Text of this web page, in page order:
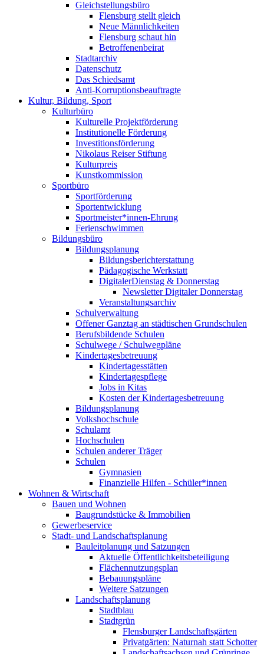
Gleichstellungsbüro
Flensburg stellt gleich
Neue Männlichkeiten
Flensburg schaut hin
Betroffenenbeirat
Stadtarchiv
Datenschutz
Das Schiedsamt
Anti-Korruptionsbeauftragte
Kultur, Bildung, Sport
Kulturbüro
Kulturelle Projektförderung
Institutionelle Förderung
Investitionsförderung
Nikolaus Reiser Stiftung
Kulturpreis
Kunstkommission
Sportbüro
Sportförderung
Sportentwicklung
Sportmeister*innen-Ehrung
Ferienschwimmen
Bildungsbüro
Bildungsplanung
Bildungsberichterstattung
Pädagogische Werkstatt
DigitalerDienstag & Donnerstag
Newsletter Digitaler Donnerstag
Veranstaltungsarchiv
Schulverwaltung
Offener Ganztag an städtischen Grundschulen
Berufsbildende Schulen
Schulwege / Schulwegpläne
Kindertagesbetreuung
Kindertagesstätten
Kindertagespflege
Jobs in Kitas
Kosten der Kindertagesbetreuung
Bildungsplanung
Volkshochschule
Schulamt
Hochschulen
Schulen anderer Träger
Schulen
Gymnasien
Finanzielle Hilfen - Schüler*innen
Wohnen & Wirtschaft
Bauen und Wohnen
Baugrundstücke & Immobilien
Gewerbeservice
Stadt- und Landschaftsplanung
Bauleitplanung und Satzungen
Aktuelle Öffentlichkeitsbeteiligung
Flächennutzungsplan
Bebauungspläne
Weitere Satzungen
Landschaftsplanung
Stadtblau
Stadtgrün
Flensburger Landschaftsgärten
Privatgärten: Naturnah statt Schotter